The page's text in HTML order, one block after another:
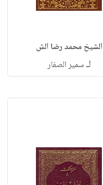
الشيخ محمد رضا الش
لـسمير الصفار